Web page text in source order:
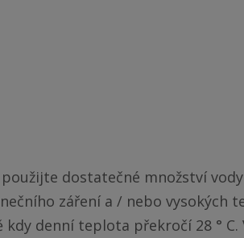
dostatečné množství
záření a / nebo vysokých
denní teplota překročí 28 °